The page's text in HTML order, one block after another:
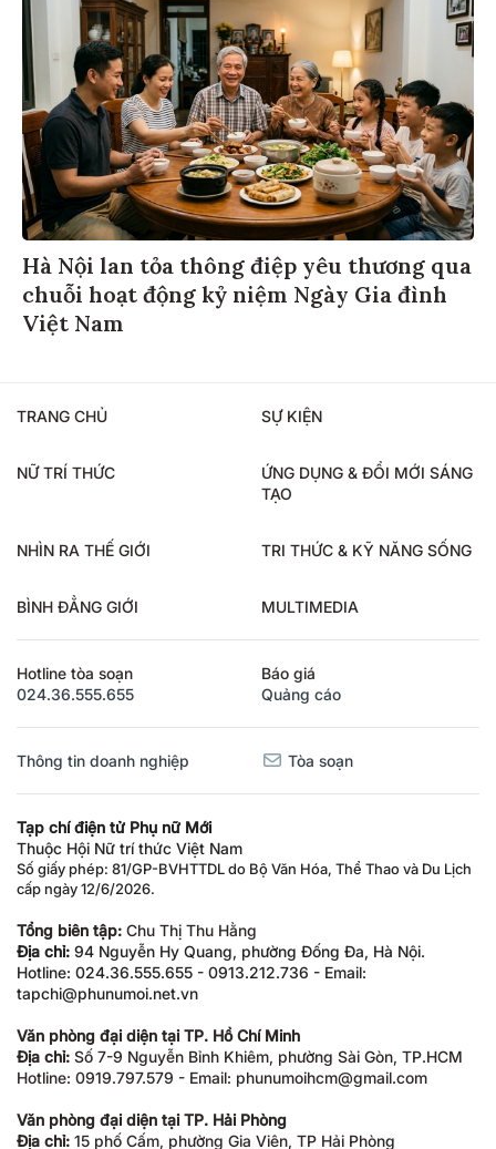
Hà Nội lan tỏa thông điệp yêu thương qua
chuỗi hoạt động kỷ niệm Ngày Gia đình
Việt Nam
TRANG CHỦ SỰ KIỆN
NỮ TRÍ THỨC
ỨNG DỤNG & ĐỔI MỚI SÁNG
TẠO
NHÌN RA THẾ GIỚI TRI THỨC & KỸ NĂNG SỐNG
BÌNH ĐẲNG GIỚI MULTIMEDIA
Hotline tòa soạn
024.36.555.655
Báo giá
Quảng cáo
Thông tin doanh nghiệp Tòa soạn
Tạp chí điện tử Phụ nữ Mới
Thuộc Hội Nữ trí thức Việt Nam
Số giấy phép: 81/GP-BVHTTDL do Bộ Văn Hóa, Thể Thao và Du Lịch
cấp ngày 12/6/2026.
Tổng biên tập: Chu Thị Thu Hằng
Địa chỉ: 94 Nguyễn Hy Quang, phường Đống Đa, Hà Nội.
Hotline: 024.36.555.655 - 0913.212.736 - Email:
tapchi@phunumoi.net.vn
Văn phòng đại diện tại TP. Hồ Chí Minh
Địa chỉ: Số 7-9 Nguyễn Bỉnh Khiêm, phường Sài Gòn, TP.HCM
Hotline: 0919.797.579 - Email: phunumoihcm@gmail.com
Văn phòng đại diện tại TP. Hải Phòng
Địa chỉ: 15 phố Cấm, phường Gia Viên, TP Hải Phòng